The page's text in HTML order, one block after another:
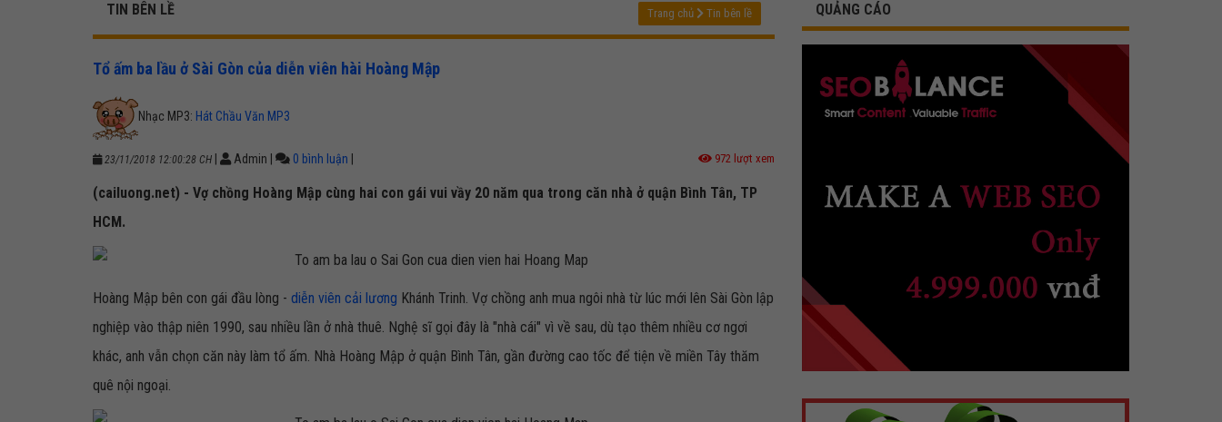
TIN BÊN LỀ Trang chủ Tin bên lề
Tổ ấm ba lầu ở Sài Gòn của diễn viên hài Hoàng Mập
Nhạc MP3: Hát Chầu Văn MP3
23/11/2018 12:00:28 CH Admin 0 bình luận 972 lượt xem
(cailuong.net) - Vợ chồng Hoàng Mập cùng hai con gái vui vầy 20 năm qua trong căn nhà ở quận Bình Tân, TP
HCM.
Hoàng Mập bên con gái đầu lòng - diễn viên cải lương Khánh Trinh. Vợ chồng anh mua ngôi nhà từ lúc mới lên Sài Gòn lập
nghiệp vào thập niên 1990, sau nhiều lần ở nhà thuê. Nghệ sĩ gọi đây là "nhà cái" vì về sau, dù tạo thêm nhiều cơ ngơi
khác, anh vẫn chọn căn này làm tổ ấm. Nhà Hoàng Mập ở quận Bình Tân, gần đường cao tốc để tiện về miền Tây thăm
quê nội ngoại.
QUẢNG CÁO